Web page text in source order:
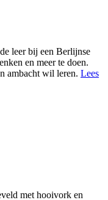
leer bij een Berlijnse
en meer te doen.
ambacht wil leren. Lees
met hooivork en